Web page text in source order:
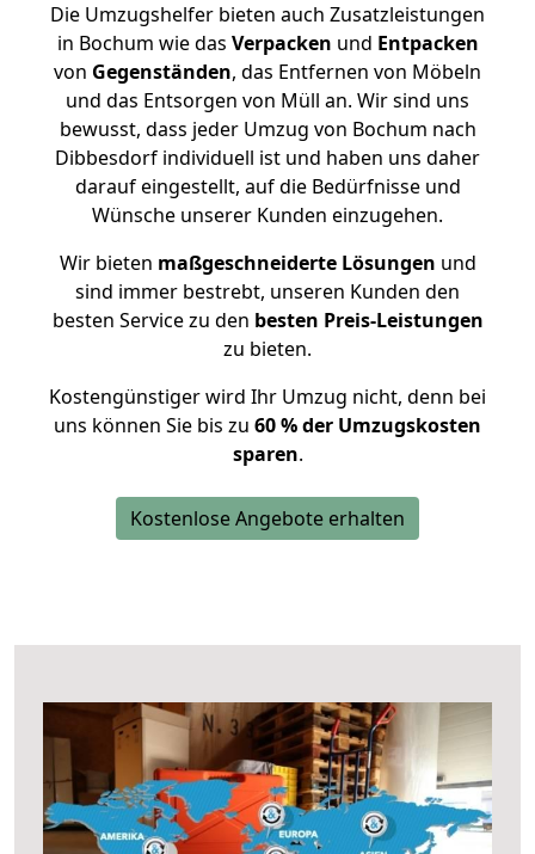
Die Umzugshelfer bieten auch Zusatzleistungen
in Bochum wie das Verpacken und Entpacken
von Gegenständen, das Entfernen von Möbeln
und das Entsorgen von Müll an. Wir sind uns
bewusst, dass jeder Umzug von Bochum nach
Dibbesdorf individuell ist und haben uns daher
darauf eingestellt, auf die Bedürfnisse und
Wünsche unserer Kunden einzugehen.
Wir bieten maßgeschneiderte Lösungen und
sind immer bestrebt, unseren Kunden den
besten Service zu den besten Preis-Leistungen
zu bieten.
Kostengünstiger wird Ihr Umzug nicht, denn bei
uns können Sie bis zu 60 % der Umzugskosten
sparen.
Kostenlose Angebote erhalten